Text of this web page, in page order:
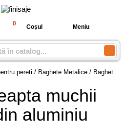
0 Coșul Meniu
pereti / Baghete Metalice / Bagheta dreapta muchii exterioare din aluminiu eloxat culori minerale - ESA100
muchii
aluminiu